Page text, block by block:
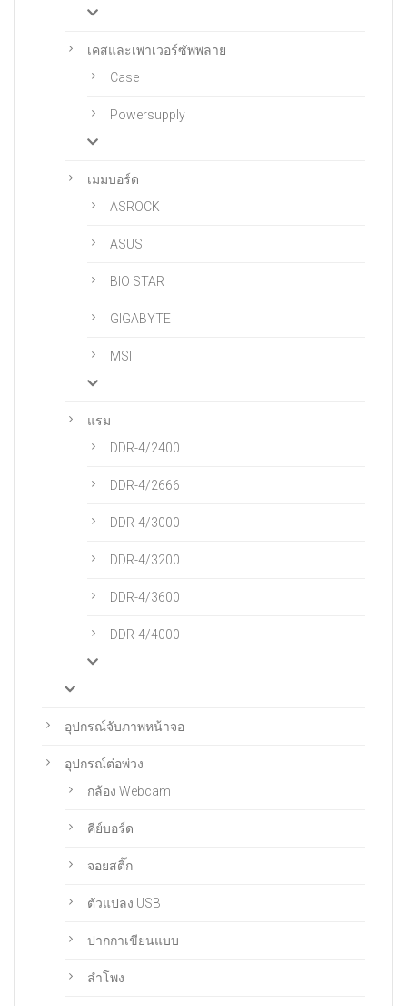
เคสและเพาเวอร์ซัพพลาย
Case
Powersupply
เมมบอร์ด
ASROCK
ASUS
BIO STAR
GIGABYTE
MSI
แรม
DDR-4/2400
DDR-4/2666
DDR-4/3000
DDR-4/3200
DDR-4/3600
DDR-4/4000
อุปกรณ์จับภาพหน้าจอ
อุปกรณ์ต่อพ่วง
กล้อง Webcam
คีย์บอร์ด
จอยสติ๊ก
ตัวแปลง USB
ปากกาเขียนแบบ
ลำโพง